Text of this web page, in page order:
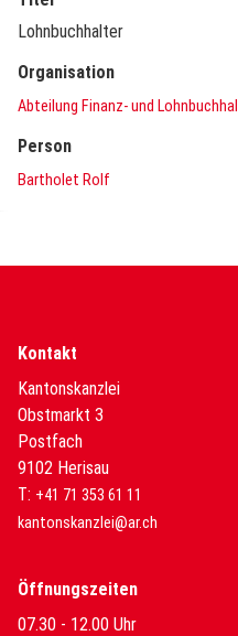
Lohnbuchhalter
Organisation
Abteilung Finanz- und
Person
Bartholet Rolf
Kontakt
Kantonskanzlei
Obstmarkt 3
Postfach
9102 Herisau
T: +41 71 353 61 11
kantonskanzlei@ar.ch
Öffnungszeiten
07.30 - 12.00 Uhr